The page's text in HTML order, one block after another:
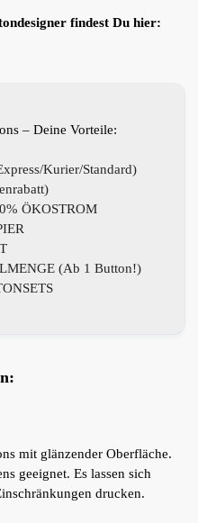
findest Du hier:
– Deine Vorteile:
Kurier/Standard)
ÖKOSTROM
(Ab 1 Button!)
mit glänzender Oberfläche.
geeignet. Es lassen sich
drucken.